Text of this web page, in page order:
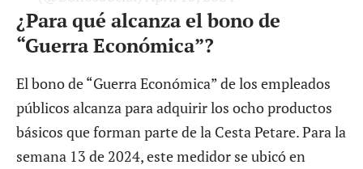
¿Para qué alcanza el bono de
“Guerra Económica”?
El bono de “Guerra Económica” de los empleados
públicos alcanza para adquirir los ocho productos
básicos que forman parte de la Cesta Petare. Para la
semana 13 de 2024, este medidor se ubicó en